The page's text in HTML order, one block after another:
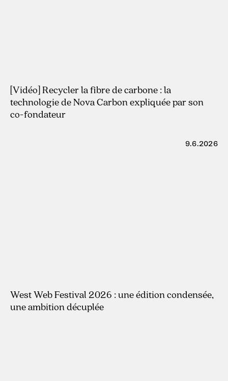
29.7.2026
[Vidéo] Recycler la fibre de carbone : la
technologie de Nova Carbon expliquée par son
co-fondateur
9.6.2026
West Web Festival 2026 : une édition condensée,
une ambition décuplée